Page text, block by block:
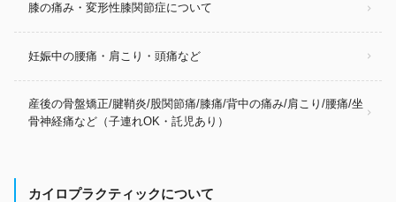
膝の痛み・変形性膝関節症について
妊娠中の腰痛・肩こり・頭痛など
産後の骨盤矯正/腱鞘炎/股関節痛/膝痛/背中の痛み/肩こり/腰痛/坐
骨神経痛など（子連れOK・託児あり）
カイロプラクティックについて